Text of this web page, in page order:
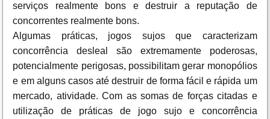
serviços realmente bons e destruir a reputação de
concorrentes realmente bons.
Algumas práticas, jogos sujos que caracterizam
concorrência desleal são extremamente poderosas,
potencialmente perigosas, possibilitam gerar monopólios
e em alguns casos até destruir de forma fácil e rápida um
mercado, atividade. Com as somas de forças citadas e
utilização de práticas de jogo sujo e concorrência